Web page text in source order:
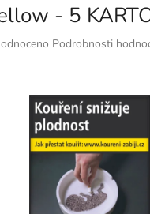
- 5
Podrobnosti